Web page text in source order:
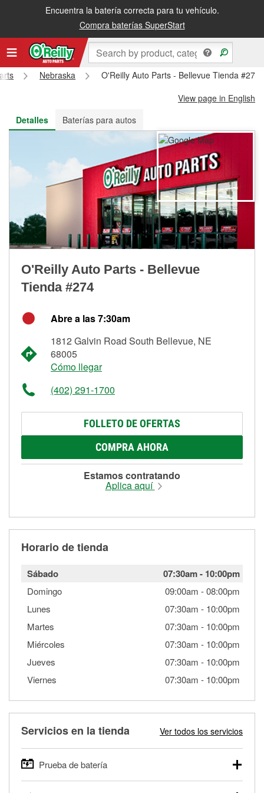
Encuentra la batería correcta para tu vehículo.
Compra baterías SuperStart
Recibe tu orden gratis al día siguiente o recógela en la tienda
Nebraska
O'Reilly Auto Parts - Bellevue Tienda #274
View page in English
Detalles
Baterías para autos
O'Reilly Auto Parts - Bellevue
Tienda #274
Abre a las 7:30am
1812 Galvin Road South Bellevue, NE
68005
Cómo llegar
(402) 291-1700
FOLLETO DE OFERTAS
COMPRA AHORA
Estamos contratando
Aplica aquí
Horario de tienda
Sábado 07:30am- 10:00pm
Domingo 09:00am -08:00pm
Lunes
07:30am - 10:00pm
Martes
07:30am - 10:00pm
Miércoles
07:30am - 10:00pm
Jueves
07:30am - 10:00pm
Viernes
07:30am - 10:00pm
Servicios en la tienda Ver todos los servicios
Prueba de batería